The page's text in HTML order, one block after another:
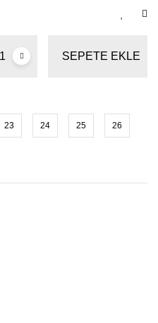
SEPETE EKLE
23 24 25 26